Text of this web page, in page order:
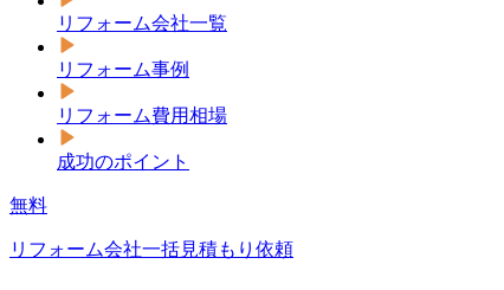
リフォーム会社一覧
リフォーム事例
リフォーム費用相場
成功のポイント
無料
リフォーム会社一括見積もり依頼